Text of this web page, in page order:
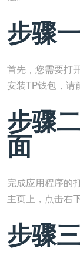
步骤
首先，您需要打
安装TP钱包，请
步骤
面
完成应用程序的
主页上，点击右
步骤